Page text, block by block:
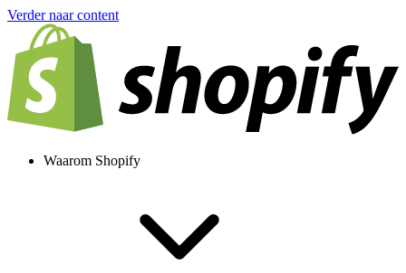
Verder naar content
Waarom Shopify